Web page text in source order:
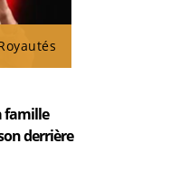
famille
derrière